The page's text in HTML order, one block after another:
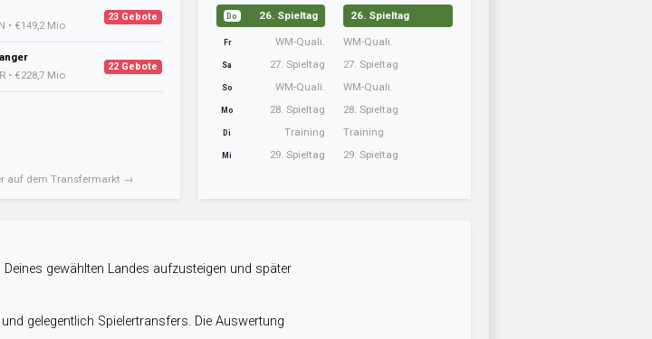
• €149,2 Mio
23 Gebote
• €228,7 Mio
22 Gebote
auf dem Transfermarkt →
Do 26. Spieltag
Fr WM-Quali.
Sa 27. Spieltag
So WM-Quali.
Mo 28. Spieltag
Di Training
Mi 29. Spieltag
26. Spieltag
WM-Quali.
27. Spieltag
WM-Quali.
28. Spieltag
Training
29. Spieltag
gewählten Landes aufzusteigen und später
gelegentlich Spielertransfers. Die Auswertung